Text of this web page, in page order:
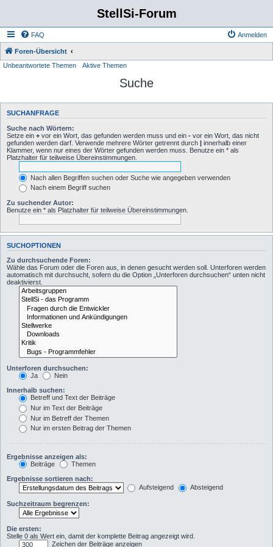
StellSi-Forum
FAQ Anmelden
Foren-Übersicht
Unbeantwortete Themen
Aktive Themen
Suche
SUCHANFRAGE
Suche nach Wörtern:
Setze ein + vor ein Wort, das gefunden werden muss und ein - vor ein Wort, das nicht
gefunden werden darf. Verwende mehrere Wörter getrennt durch | innerhalb einer
Klammer, wenn nur eines der Wörter gefunden werden muss. Benutze ein * als
Platzhalter für teilweise Übereinstimmungen.
Nach allen Begriffen suchen oder Suche wie angegeben verwenden
Nach einem Begriff suchen
Zu suchender Autor:
Benutze ein * als Platzhalter für teilweise Übereinstimmungen.
SUCHOPTIONEN
Zu durchsuchende Foren:
Wähle das Forum oder die Foren aus, in denen gesucht werden soll. Unterforen werden
automatisch mit durchsucht, sofern du die Option „Unterforen durchsuchen“ unten nicht
deaktivierst.
Unterforen durchsuchen:
Ja
Nein
Innerhalb suchen:
Betreff und Text der Beiträge
Nur im Text der Beiträge
Nur im Betreff der Themen
Nur im ersten Beitrag der Themen
Ergebnisse anzeigen als:
Beiträge
Themen
Ergebnisse sortieren nach:
Aufsteigend
Absteigend
Suchzeitraum begrenzen:
Die ersten:
Stelle 0 als Wert ein, damit der komplette Beitrag angezeigt wird.
Zeichen der Beiträge anzeigen